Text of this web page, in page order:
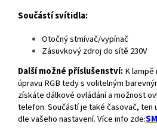
Součástí svítidla:
Otočný stmívač/vypínač
Zásuvkový zdroj do sítě 230V
Další možné příslušenství:K
úpravu RGB tedy s volitelným
získáte dálkové ovládání a možnost
telefon. Součástí je také časovač, ten
dle vašeho nastavení. Více info zde: